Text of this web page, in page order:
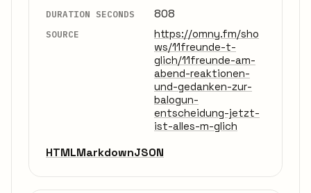
DURATION SECONDS 808
SOURCE
https://omny.fm/sho
ws/11freunde-t-
glich/11freunde-am-
abend-reaktionen-
und-gedanken-zur-
balogun-
entscheidung-jetzt-
ist-alles-m-glich
HTMLMarkdownJSON